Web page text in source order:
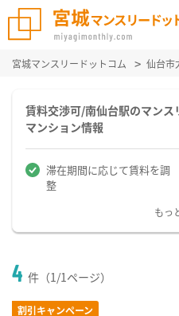
宮城マンスリードットコム 仙台市
賃料交渉可/南仙台駅のマン
マンション情報
滞在期間に応じて賃料を調
整
もっ
4 件（1/1ページ）
割引キャンペーン